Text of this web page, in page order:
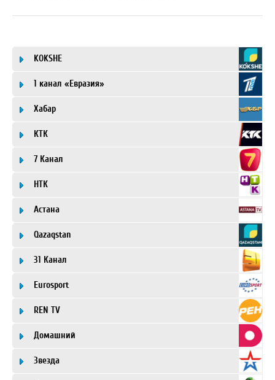
KOKSHE
1 канал «Евразия»
Хабар
КТК
7 Канал
НТК
Астана
Qazaqstan
31 Канал
Eurosport
REN TV
Домашний
Звезда